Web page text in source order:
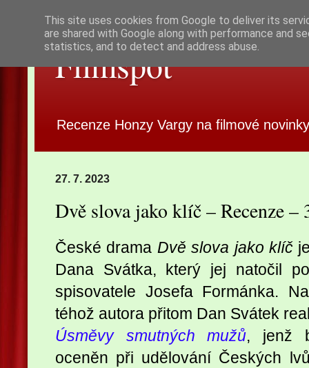
Filmspot
Recenze Honzy Vargy na filmové
27. 7. 2023
Dvě slova jako klíč – Recenze –
České drama Dvě slova jako klíč
Dana Svátka, který jej natočil
spisovatele Josefa Formánka.
téhož autora přitom Dan Svátek
Úsměvy smutných mužů, jenž
oceněn při udělování Českých
This site uses cookies from Google to deliver its
are shared with Google along with performance and
statistics, and to detect and address abuse.